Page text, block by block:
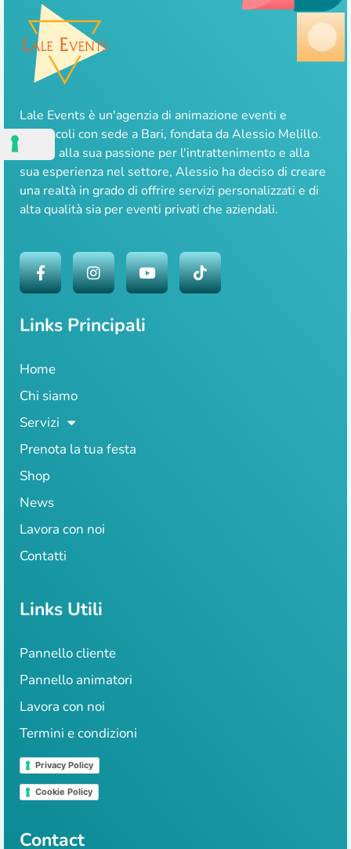
Lale Events è un'agenzia di animazione eventi e
spettacoli con sede a Bari, fondata da Alessio Melillo.
Grazie alla sua passione per l'intrattenimento e alla
sua esperienza nel settore, Alessio ha deciso di creare
una realtà in grado di offrire servizi personalizzati e di
alta qualità sia per eventi privati che aziendali.
Links Principali
Home
Chi siamo
Servizi
Prenota la tua festa
Shop
News
Lavora con noi
Contatti
Links Utili
Pannello cliente
Pannello animatori
Lavora con noi
Termini e condizioni
Privacy Policy
Cookie Policy
Contact